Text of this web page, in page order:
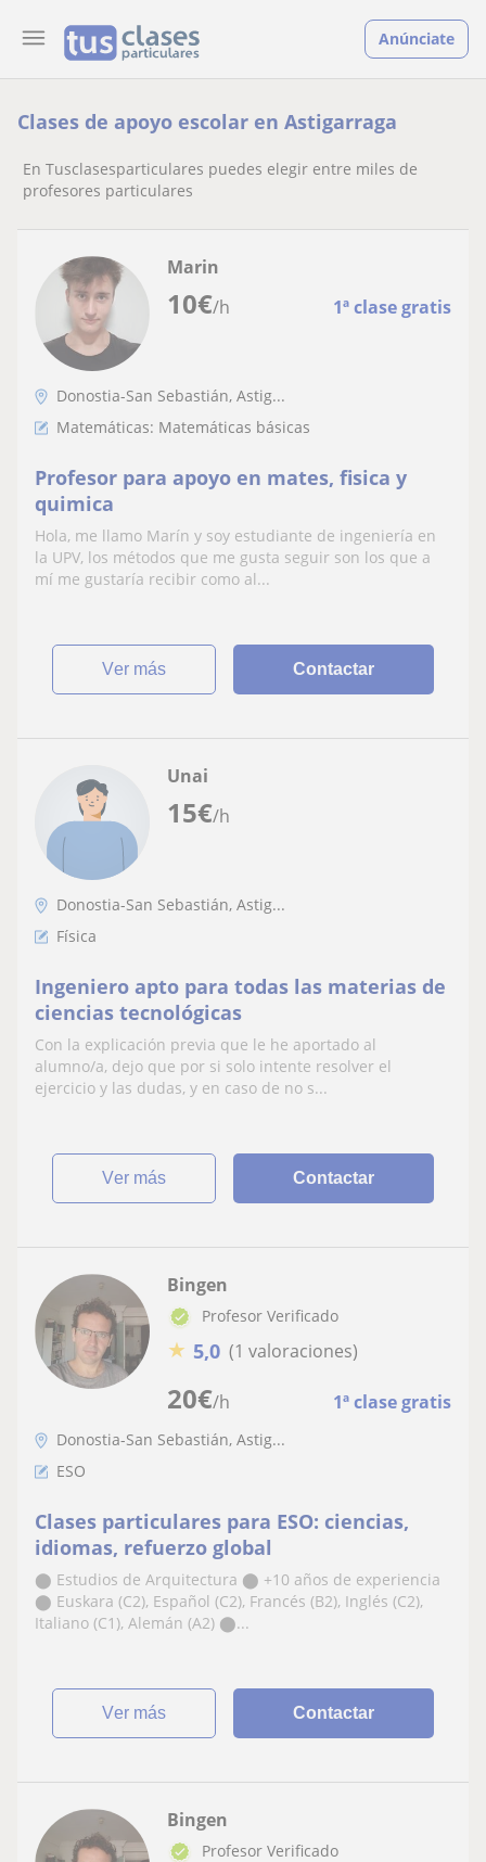
Anúnciate
Clases de apoyo escolar en Astigarraga
En Tusclasesparticulares puedes elegir entre miles de
profesores particulares
10€/h 1ª clase gratis
Marin
Donostia-San Sebastián, Astig...
Matemáticas: Matemáticas básicas
Profesor para apoyo en mates, fisica y
quimica
Hola, me llamo Marín y soy estudiante de ingeniería en
la UPV, los métodos que me gusta seguir son los que a
mí me gustaría recibir como al...
ver más Contactar
15€/h
Unai
Donostia-San Sebastián, Astig...
Física
Ingeniero apto para todas las materias de
ciencias tecnológicas
Con la explicación previa que le he aportado al
alumno/a, dejo que por si solo intente resolver el
ejercicio y las dudas, y en caso de no s...
ver más Contactar
20€/h 1ª clase gratis
Bingen
Profesor Verificado
★ 5,0 (1 valoraciones)
Donostia-San Sebastián, Astig...
ESO
Clases particulares para ESO: ciencias,
idiomas, refuerzo global
⬤ Estudios de Arquitectura ⬤ +10 años de experiencia
⬤ Euskara (C2), Español (C2), Francés (B2), Inglés (C2),
Italiano (C1), Alemán (A2) ⬤...
ver más Contactar
Bingen
Profesor Verificado